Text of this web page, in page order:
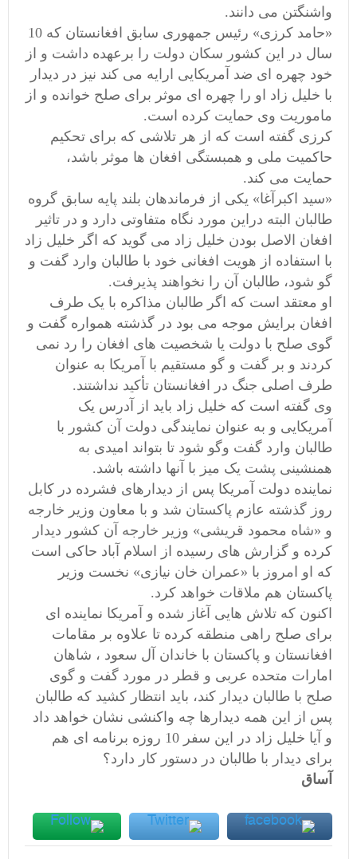
واشنگتن می دانند.
«حامد کرزی» رئیس جمهوری سابق افغانستان که 10
سال در این کشور سکان دولت را برعهده داشت و از
خود چهره ای ضد آمریکایی ارایه می کند نیز در دیدار
با خلیل زاد او را چهره ای موثر برای صلح خوانده و از
ماموریت وی حمایت کرده است.
کرزی گفته است که از هر تلاشی که برای تحکیم
حاکمیت ملی و همبستگی افغان ها موثر باشد،
حمایت می کند.
«سید اکبرآغا» یکی از فرماندهان بلند پایه سابق گروه
طالبان البته دراین مورد نگاه متفاوتی دارد و در تاثیر
افغان الاصل بودن خلیل زاد می گوید که اگر خلیل زاد
با استفاده از هویت افغانی خود با طالبان وارد گفت و
گو شود، طالبان آن را نخواهند پذیرفت.
او معتقد است که اگر طالبان مذاکره با یک طرف
افغان برایش موجه می بود در گذشته همواره گفت و
گوی صلح با دولت یا شخصیت های افغان را رد نمی
کردند و بر گفت و گو مستقیم با آمریکا به عنوان
طرف اصلی جنگ در افغانستان تأکید نداشتند.
وی گفته است که خلیل زاد باید از آدرس یک
آمریکایی و به عنوان نمایندگی دولت آن کشور با
طالبان وارد گفت وگو شود تا بتواند امیدی به
همنشینی پشت یک میز با آنها داشته باشد.
نماینده دولت آمریکا پس از دیدارهای فشرده در کابل
روز گذشته عازم پاکستان شد و با معاون وزیر خارجه
و «شاه محمود قریشی» وزیر خارجه آن کشور دیدار
کرده و گزارش های رسیده از اسلام آباد حاکی است
که او امروز با «عمران خان نیازی» نخست وزیر
پاکستان هم ملاقات خواهد کرد.
اکنون که تلاش هایی آغاز شده و آمریکا نماینده ای
برای صلح راهی منطقه کرده تا علاوه بر مقامات
افغانستان و پاکستان با خاندان آل سعود ، شاهان
امارات متحده عربی و قطر در مورد گفت و گوی
صلح با طالبان دیدار کند، باید انتظار کشید که طالبان
پس از این همه دیدارها چه واکنشی نشان خواهد داد
و آیا خلیل زاد در این سفر 10 روزه برنامه ای هم
برای دیدار با طالبان در دستور کار دارد؟
آساق